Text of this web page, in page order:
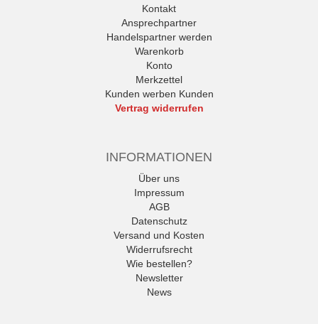
Kontakt
Ansprechpartner
Handelspartner werden
Warenkorb
Konto
Merkzettel
Kunden werben Kunden
Vertrag widerrufen
INFORMATIONEN
Über uns
Impressum
AGB
Datenschutz
Versand und Kosten
Widerrufsrecht
Wie bestellen?
Newsletter
News